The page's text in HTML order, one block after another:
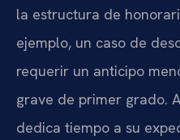
la estructura de
ejemplo, un caso de
requerir un anticipo
grave de primer grado.
dedica tiempo a su